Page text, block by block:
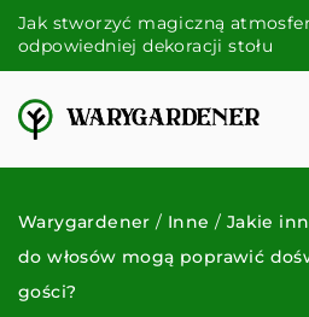
Jak stworzyć magiczną
odpowiedniej dekoracji stołu
Warygardener / Inne / Jakie
do włosów mogą poprawić
gości?